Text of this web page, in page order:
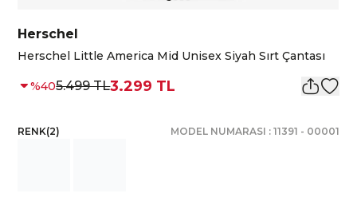
Herschel
Herschel Little America Mid Unisex Siyah Sırt Çantası
%405.499 TL3.299 TL
RENK(2) MODEL NUMARASI : 11391 - 00001